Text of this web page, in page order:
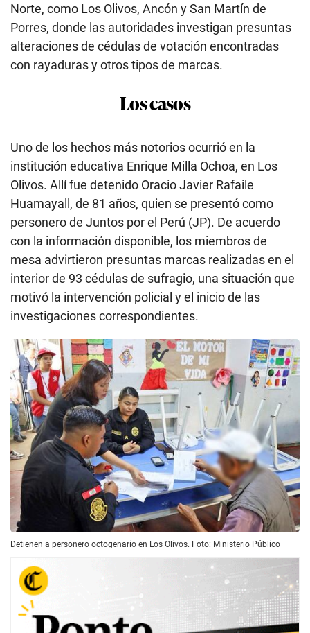
Norte, como Los Olivos, Ancón y San Martín de
Porres, donde las autoridades investigan presuntas
alteraciones de cédulas de votación encontradas
con rayaduras y otros tipos de marcas.
Los casos
Uno de los hechos más notorios ocurrió en la
institución educativa Enrique Milla Ochoa, en Los
Olivos. Allí fue detenido Oracio Javier Rafaile
Huamayall, de 81 años, quien se presentó como
personero de Juntos por el Perú (JP). De acuerdo
con la información disponible, los miembros de
mesa advirtieron presuntas marcas realizadas en el
interior de 93 cédulas de sufragio, una situación que
motivó la intervención policial y el inicio de las
investigaciones correspondientes.
Detienen a personero octogenario en Los Olivos. Foto: Ministerio Público